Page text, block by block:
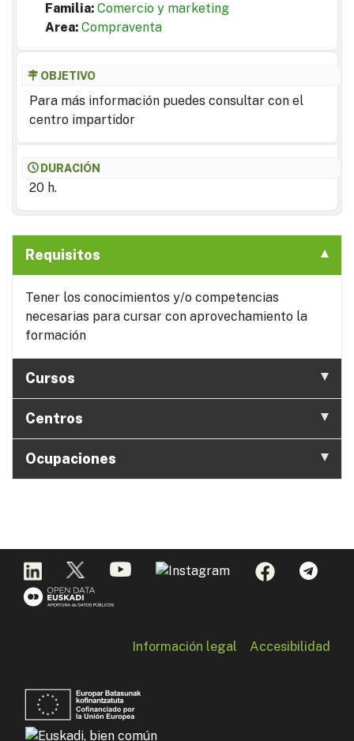
Familia: Comercio y marketing
Area: Compraventa
OBJETIVO
Para más información puedes consultar con el
centro impartidor
DURACIÓN
20 h.
Requisitos
Tener los conocimientos y/o competencias
necesarias para cursar con aprovechamiento la
formación
Cursos
Centros
Ocupaciones
Información legal Accesibilidad